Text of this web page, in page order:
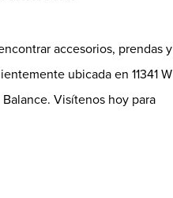
accesorios, prendas y
ubicada en 11341 W
Visítenos hoy para